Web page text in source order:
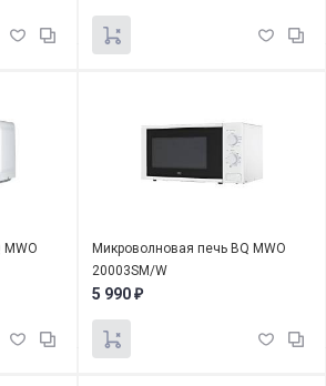
Микроволновая печь BQ MWO
20003SM/W
5 990 ₽